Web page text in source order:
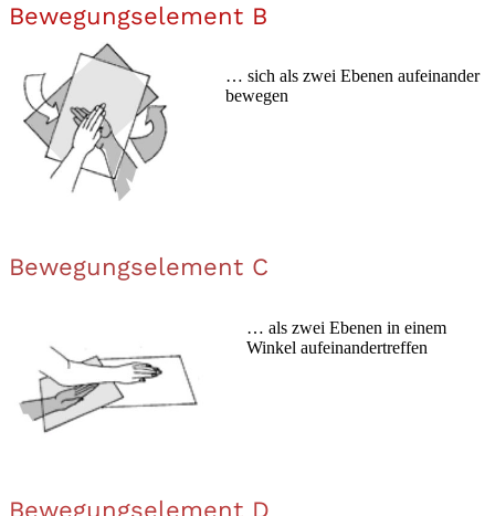
Bewegungselement B
… sich als zwei Ebenen aufeinander
bewegen
Bewegungselement C
… als zwei Ebenen in einem
Winkel aufeinandertreffen
Bewegungselement D